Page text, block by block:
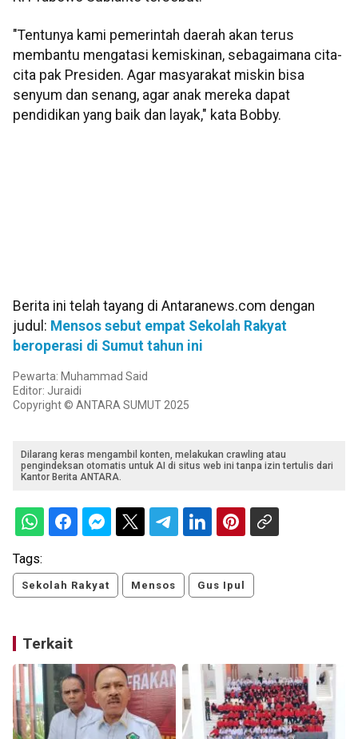
"Tentunya kami pemerintah daerah akan terus
membantu mengatasi kemiskinan, sebagaimana cita-
cita pak Presiden. Agar masyarakat miskin bisa
senyum dan senang, agar anak mereka dapat
pendidikan yang baik dan layak," kata Bobby.
Berita ini telah tayang di Antaranews.com dengan
judul: Mensos sebut empat Sekolah Rakyat
beroperasi di Sumut tahun ini
Pewarta: Muhammad Said
Editor: Juraidi
Copyright © ANTARA SUMUT 2025
Dilarang keras mengambil konten, melakukan crawling atau
pengindeksan otomatis untuk AI di situs web ini tanpa izin tertulis dari
Kantor Berita ANTARA.
Tags:
Sekolah Rakyat Mensos Gus Ipul
Terkait